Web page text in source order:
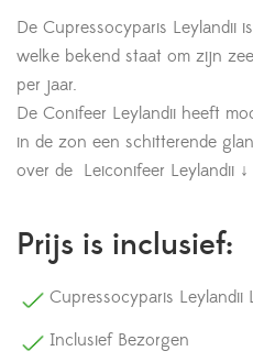
De Cupressocyparis Leylandii
welke bekend staat om zijn
per jaar.
De Conifeer Leylandii heeft
in de zon een schitterende
over de Leiconifeer Leylandii ↓
Prijs is inclusief:
Cupressocyparis Leylandii
Inclusief Bezorgen